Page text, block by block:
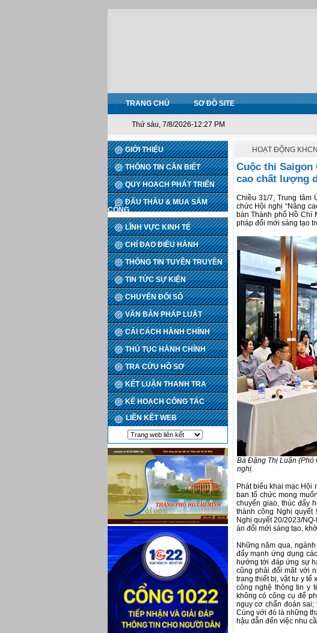
TRANG CHỦ SƠ ĐỒ SITE
Thứ sáu, 7/8/2026-12:27 PM
GIỚI THIỆU
THÔNG TIN CẦN BIẾT
QUY HOẠCH PHÁT TRIỂN
ĐẤU THẦU & MUA SẮM
CÔNG
LĨNH VỰC KINH TẾ
CHỈ ĐẠO ĐIỀU HÀNH
THÔNG TIN TUYÊN TRUYỀN
TIN TỨC SỰ KIỆN
CHUYỂN ĐỔI SỐ
VĂN BẢN PHÁP LUẬT
CẢI CÁCH HÀNH CHÍNH
THỦ TỤC HÀNH CHÍNH
TRA CỨU HỒ SƠ
KẾT LUẬN THANH TRA
KẾ HOẠCH CÔNG TÁC
LIÊN KẾT WEB
HOẠT ĐỘNG KHCN
Cuộc thi Saigon
cao chất lượng
Chiều 31/7, Trung tâm
chức Hội nghị “Nâng
bàn Thành phố Hồ Chí
pháp đổi mới sáng tạo
Bà Đặng Thị Luận (Phó
nghị.
Phát biểu khai mạc Hội
ban tổ chức mong
chuyển giao, thúc đẩy
thành công Nghị quyết
Nghị quyết 20/2023/
án đổi mới sáng tạo,
Những năm qua,
đẩy mạnh ứng dụng
hướng tới đáp ứng sự
cũng phải đối mặt với
trang thiết bị, vật tư y tế
công nghệ thông tin y
không có công cụ để
nguy cơ chẩn đoán
Cùng với đó là những
hậu dẫn đến việc nhu